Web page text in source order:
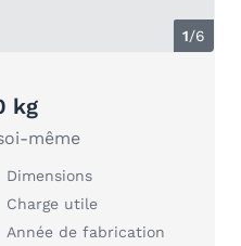
1/6
kg
même
Dimensions
Charge utile
Année de fabrication